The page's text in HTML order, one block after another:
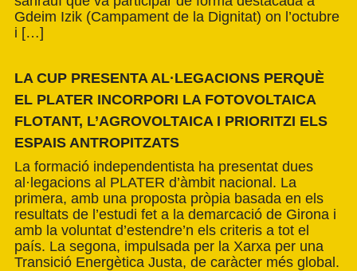
Gdeim Izik (Campament de la Dignitat) on l’octubre
i […]
LA CUP PRESENTA AL·LEGACIONS PERQUÈ
EL PLATER INCORPORI LA FOTOVOLTAICA
FLOTANT, L’AGROVOLTAICA I PRIORITZI ELS
ESPAIS ANTROPITZATS
La formació independentista ha presentat dues
al·legacions al PLATER d’àmbit nacional. La
primera, amb una proposta pròpia basada en els
resultats de l’estudi fet a la demarcació de Girona i
amb la voluntat d’estendre’n els criteris a tot el
país. La segona, impulsada per la Xarxa per una
Transició Energètica Justa, de caràcter més global.